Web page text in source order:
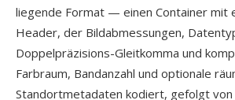
liegende Format — einen Container mit
Header, der Bildabmessungen,
Doppelpräzisions-Gleitkomma und
Farbraum, Bandanzahl und optionale
Standortmetadaten kodiert, gefolgt